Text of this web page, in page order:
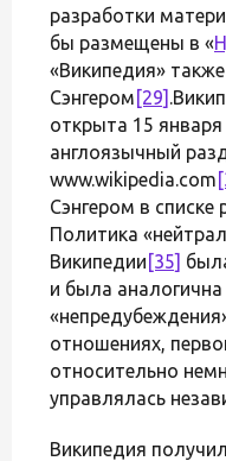
разработки
бы размещены в «
«Википедия»
Сэнгером [29]
открыта 15
англоязычный
www.wikipedia.com
Сэнгером в списке
Политика
Википедии [35]
и была
отношениях,
относительно
управлялась
Википедия